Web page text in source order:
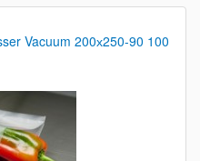
Vacuum 200х250-90 100